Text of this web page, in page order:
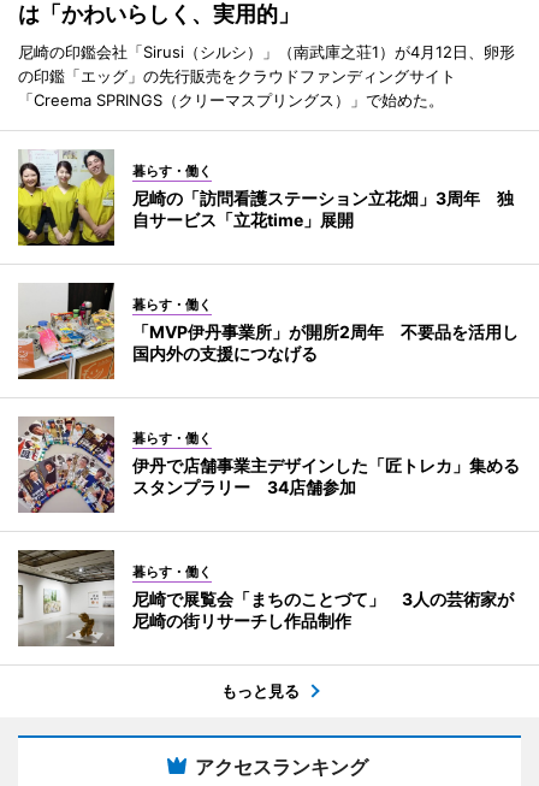
は「かわいらしく、実用的」
尼崎の印鑑会社「Sirusi（シルシ）」（南武庫之荘1）が4月12日、卵形
の印鑑「エッグ」の先行販売をクラウドファンディングサイト
「Creema SPRINGS（クリーマスプリングス）」で始めた。
暮らす・働く
尼崎の「訪問看護ステーション立花畑」3周年 独
自サービス「立花time」展開
暮らす・働く
「MVP伊丹事業所」が開所2周年 不要品を活用し
国内外の支援につなげる
暮らす・働く
伊丹で店舗事業主デザインした「匠トレカ」集める
スタンプラリー 34店舗参加
暮らす・働く
尼崎で展覧会「まちのことづて」 3人の芸術家が
尼崎の街リサーチし作品制作
もっと見る
アクセスランキング